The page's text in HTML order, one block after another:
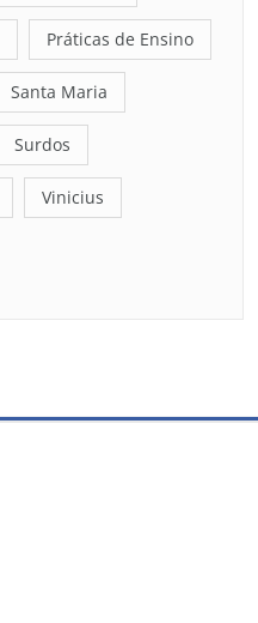
Práticas de Ensino
Santa Maria
Surdos
Vinicius